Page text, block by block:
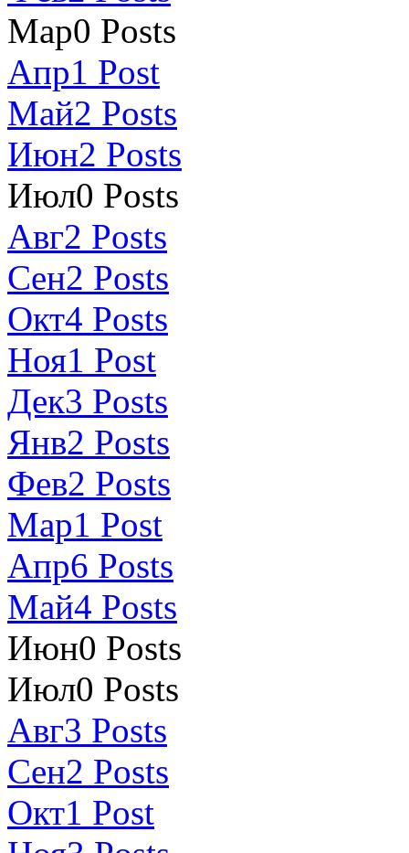
Мар0 Posts
Апр1 Post
Май2 Posts
Июн2 Posts
Июл0 Posts
Авг2 Posts
Сен2 Posts
Окт4 Posts
Ноя1 Post
Дек3 Posts
Янв2 Posts
Фев2 Posts
Мар1 Post
Апр6 Posts
Май4 Posts
Июн0 Posts
Июл0 Posts
Авг3 Posts
Сен2 Posts
Окт1 Post